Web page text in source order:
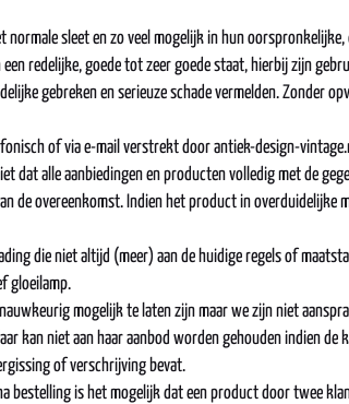
sleet en zo veel mogelijk in hun oorspronkelijke,
redelijke, goede tot zeer goede staat, hierbij zijn
gebreken en serieuze schade vermelden. Zonder
of via e-mail verstrekt door antiek-design-
dat alle aanbiedingen en producten volledig met de
de overeenkomst. Indien het product in overduidelijke
die niet altijd (meer) aan de huidige regels of
gloeilamp.
mogelijk te laten zijn maar we zijn niet
kan niet aan haar aanbod worden gehouden indien
of verschrijving bevat.
is het mogelijk dat een product door twee